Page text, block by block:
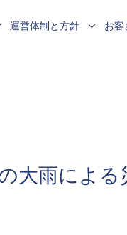
運営体制と方針 お客
大雨によ